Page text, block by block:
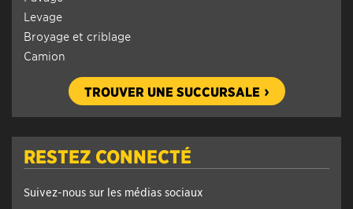
Levage
Broyage et criblage
Camion
TROUVER UNE SUCCURSALE
RESTEZ CONNECTÉ
Suivez-nous sur les médias sociaux